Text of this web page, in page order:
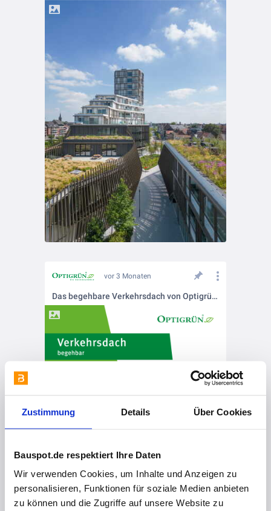
Zustimmung Details Über Cookies
Bauspot.de respektiert Ihre Daten
Wir verwenden Cookies, um Inhalte und Anzeigen zu
personalisieren, Funktionen für soziale Medien anbieten
zu können und die Zugriffe auf unsere Website zu
vor 3 Monaten
Das begehbare Verkehrsdach von Optigrün - versiegelte Flächen funktional nutzbar machen.